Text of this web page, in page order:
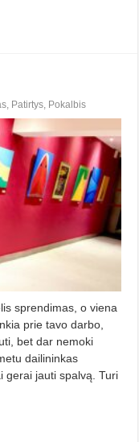
, Patirtys, Pokalbis
sprendimas, o viena
prie tavo darbo,
bet dar nemoki
dailininkas
gerai jauti spalvą. Turi